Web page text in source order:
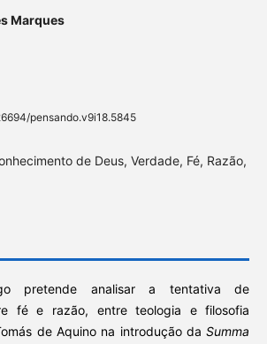
Marques
pensando.v9i18.5845
de Deus, Verdade, Fé, Razão,
pretende analisar a tentativa de
fé e razão, entre teologia e filosofia
de Aquino na introdução daSumma